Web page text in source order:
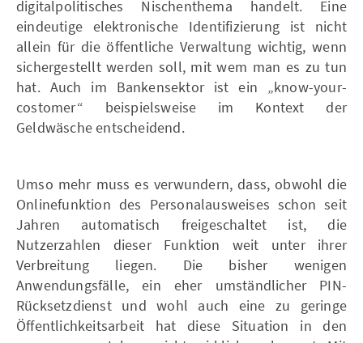
digitalpolitisches Nischenthema handelt. Eine
eindeutige elektronische Identifizierung ist nicht
allein für die öffentliche Verwaltung wichtig, wenn
sichergestellt werden soll, mit wem man es zu tun
hat. Auch im Bankensektor ist ein „know-your-
costomer“ beispielsweise im Kontext der
Geldwäsche entscheidend.
Umso mehr muss es verwundern, dass, obwohl die
Onlinefunktion des Personalausweises schon seit
Jahren automatisch freigeschaltet ist, die
Nutzerzahlen dieser Funktion weit unter ihrer
Verbreitung liegen. Die bisher wenigen
Anwendungsfälle, ein eher umständlicher PIN-
Rücksetzdienst und wohl auch eine zu geringe
Öffentlichkeitsarbeit hat diese Situation in den